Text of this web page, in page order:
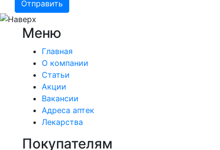
Меню
Главная
О компании
Статьи
Акции
Вакансии
Адреса аптек
Лекарства
Покупателям